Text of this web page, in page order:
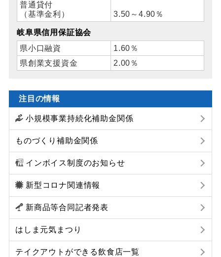
普通貸付
（基準金利）
3.50～4.90％
岐阜県信用保証協会
県小口融資
1.60％
県創業支援資金
2.00％
注目の情報
小規模事業持続化補助金関係
ものづくり補助金関係
インボイス制度のお知らせ
新型コロナ関連情報
新商品等合同記者発表
はしま元気まつり
テイクアウトができる飲食店一覧